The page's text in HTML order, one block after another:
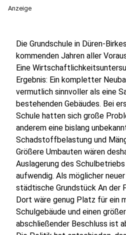
Anzeige
Die Grundschule in Düren-
kommenden Jahren aller
Eine
Ergebnis: Ein kompletter
vermutlich sinnvoller als eine
bestehenden Gebäudes. Bei
Schule hatten sich große
anderem eine bislang
Schadstoffbelastung und
Größere Umbauten wären
Auslagerung des
aufwendig. Als möglicher
städtische Grundstück An der
Dort wäre genug Platz für ein
Schulgebäude und einen
abschließender Beschluss ist